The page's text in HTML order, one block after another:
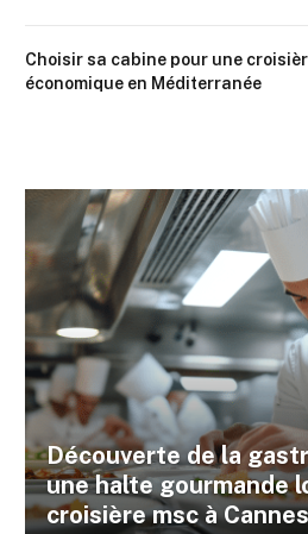
Choisir sa cabine pour une
économique en Méditerranée
Découverte de la
une halte gourmande
croisière msc à Cannes